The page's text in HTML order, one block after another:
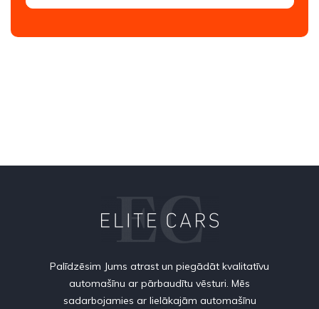
Palīdzēsim Jums atrast un piegādāt kvalitatīvu
automašīnu ar pārbaudītu vēsturi. Mēs
sadarbojamies ar lielākajām automašīnu